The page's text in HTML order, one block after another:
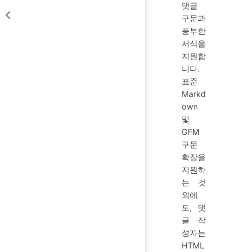
댓글
구문과
풍부한
서식을
지원합
니다.
표준
Markd
own
및
GFM
구문
확장을
지원하
는 것
외에
도, 댓
글 작
성자는
HTML